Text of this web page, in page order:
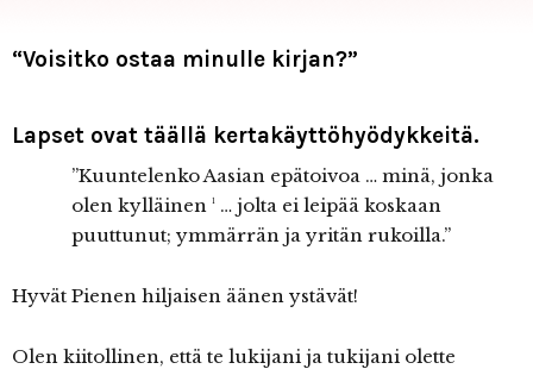
“Voisitko ostaa minulle kirjan?”
Lapset ovat täällä kertakäyttöhyödykkeitä.
”Kuuntelenko Aasian epätoivoa … minä, jonka
olen kylläinen ¹ … jolta ei leipää koskaan
puuttunut; ymmärrän ja yritän rukoilla.”
Hyvät Pienen hiljaisen äänen ystävät!
Olen kiitollinen, että te lukijani ja tukijani olette